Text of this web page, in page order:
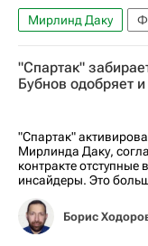
Мирлинд Даку
Акрон
Спартак
Акрон (Тольятти)
"Спартак"
Бубнов одобряет
"Спартак"
Мирлинда Даку,
контракте
инсайдеры. Это
Борис